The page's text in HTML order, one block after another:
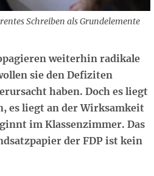
Schreiben als Grundelemente
weiterhin radikale
sie den Defiziten
haben. Doch es liegt
es liegt an der Wirksamkeit
im Klassenzimmer. Das
der FDP ist kein